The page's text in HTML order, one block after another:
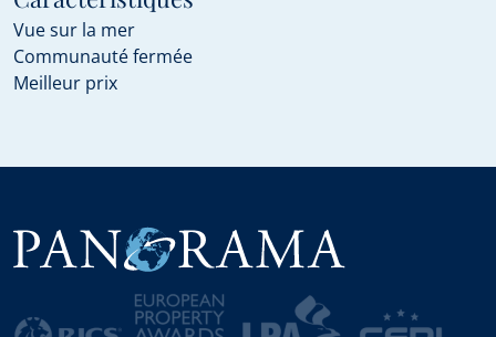
Vue sur la mer
Communauté fermée
Meilleur prix